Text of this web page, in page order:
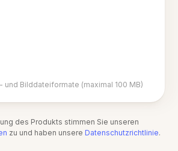
und Bilddateiformate (maximal 100 MB)
des Produkts stimmen Sie unseren
zu und haben unsere Datenschutzrichtlinie.